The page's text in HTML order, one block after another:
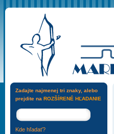
Zadajte najmenej tri znaky, alebo
prejdite na ROZŠÍRENÉ HĽADANIE
Kde hľadať?